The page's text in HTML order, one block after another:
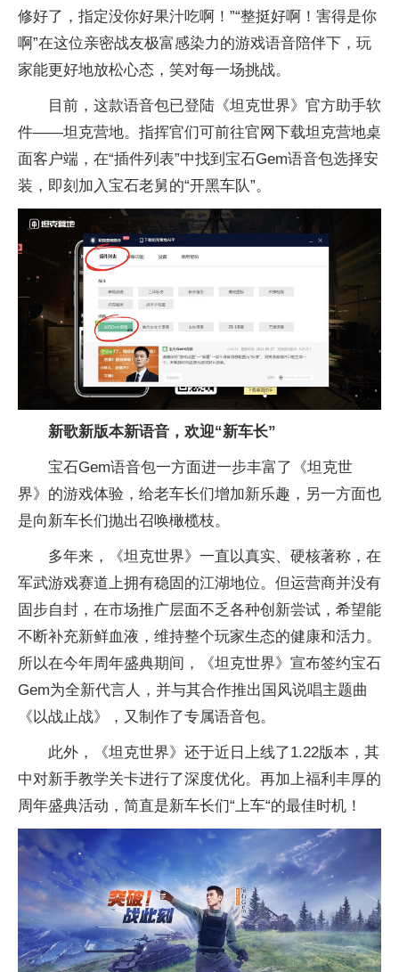
修好了，指定没你好果汁吃啊！”“整挺好啊！害得是你
啊”在这位亲密战友极富感染力的游戏语音陪伴下， 玩
家能更好地放松心态，笑对每一场挑战。
目前，这款语音包已登陆《坦克世界》官方助手软
件——坦克营地。指挥官们可前往官网下载坦克营地桌
面客户端，在“插件列表”中找到宝石Gem语音包选择安
装，即刻加入宝石老舅的“开黑车队”。
新歌新版本新语音，欢迎“新车长”
宝石Gem语音包一方面进一步丰富了《坦克世
界》的游戏体验，给老车长们增加新乐趣，另一方面也
是向新车长们抛出召唤橄榄枝。
多年来，《坦克世界》一直以真实、硬核著称，在
军武游戏赛道上拥有稳固的江湖地位。但运营商并没有
固步自封，在市场推广层面不乏各种创新尝试，希望能
不断补充新鲜血液，维持整个玩家生态的健康和活力。
所以在今年周年盛典期间，《坦克世界》宣布签约宝石
Gem为全新代言人，并与其合作推出国风说唱主题曲
《以战止战》，又制作了专属语音包。
此外，《坦克世界》还于近日上线了1.22版本，其
中对新手教学关卡进行了深度优化。再加上福利丰厚的
周年盛典活动，简直是新车长们“上车“的最佳时机！